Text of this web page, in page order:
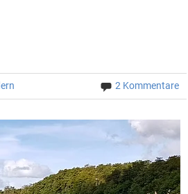
2 Kommentare